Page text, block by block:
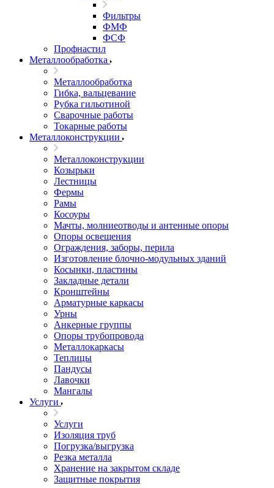
Фильтры
ФМФ
ФСФ
Профнастил
Металлообработка
Металлообработка
Гибка, вальцевание
Рубка гильотиной
Сварочные работы
Токарные работы
Металлоконструкции
Металлоконструкции
Козырьки
Лестницы
Фермы
Рамы
Косоуры
Мачты, молниеотводы и антенные опоры
Опоры освещения
Ограждения, заборы, перила
Изготовление блочно-модульных зданий
Косынки, пластины
Закладные детали
Кронштейны
Арматурные каркасы
Урны
Анкерные группы
Опоры трубопровода
Металлокаркасы
Теплицы
Пандусы
Лавочки
Мангалы
Услуги
Услуги
Изоляция труб
Погрузка/выгрузка
Резка металла
Хранение на закрытом складе
Защитные покрытия